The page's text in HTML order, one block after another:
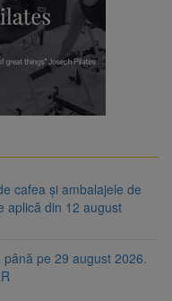
cafea și ambalajele de
aplică din 12 august
pe 29 august 2026.